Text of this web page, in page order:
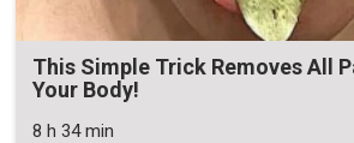
This Simple Trick Removes All
Your Body!
8 h 34 min